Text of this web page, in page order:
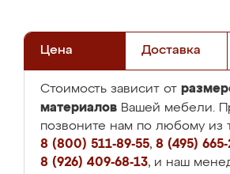
Цена Доставка
Стоимость зависит от
материалов Вашей мебели.
позвоните нам по любому из
8 (800) 511-89-55, 8 (495)
8 (926) 409-68-13, и наш